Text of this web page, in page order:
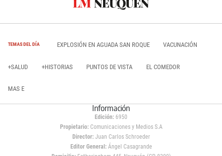
TEMAS DEL DÍA EXPLOSIÓN EN AGUADA SAN ROQUE VACUNACIÓN
+SALUD +HISTORIAS PUNTOS DE VISTA EL COMEDOR
MAS E
Información
Edición: 6950
Propietario:Comunicaciones y Medios S.A
Director: Juan Carlos Schroeder
Editor General:Ángel Casagrande